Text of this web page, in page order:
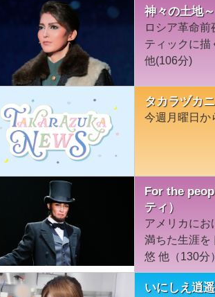
神々の土地
ロシア革命
ティックに描
他(106分)
タカラヅカ
今週月曜日か
For the
ティ）
アメリカにお
満ちた生涯を
悠 他（130分）
いにしえ逍